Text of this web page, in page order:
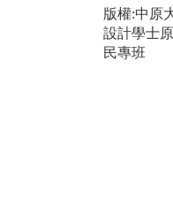
版權:中原
設計學士
民專班